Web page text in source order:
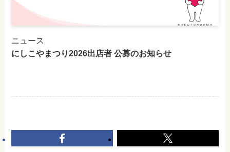
ニュース
にしこやまつり2026出店者 公募のお知らせ